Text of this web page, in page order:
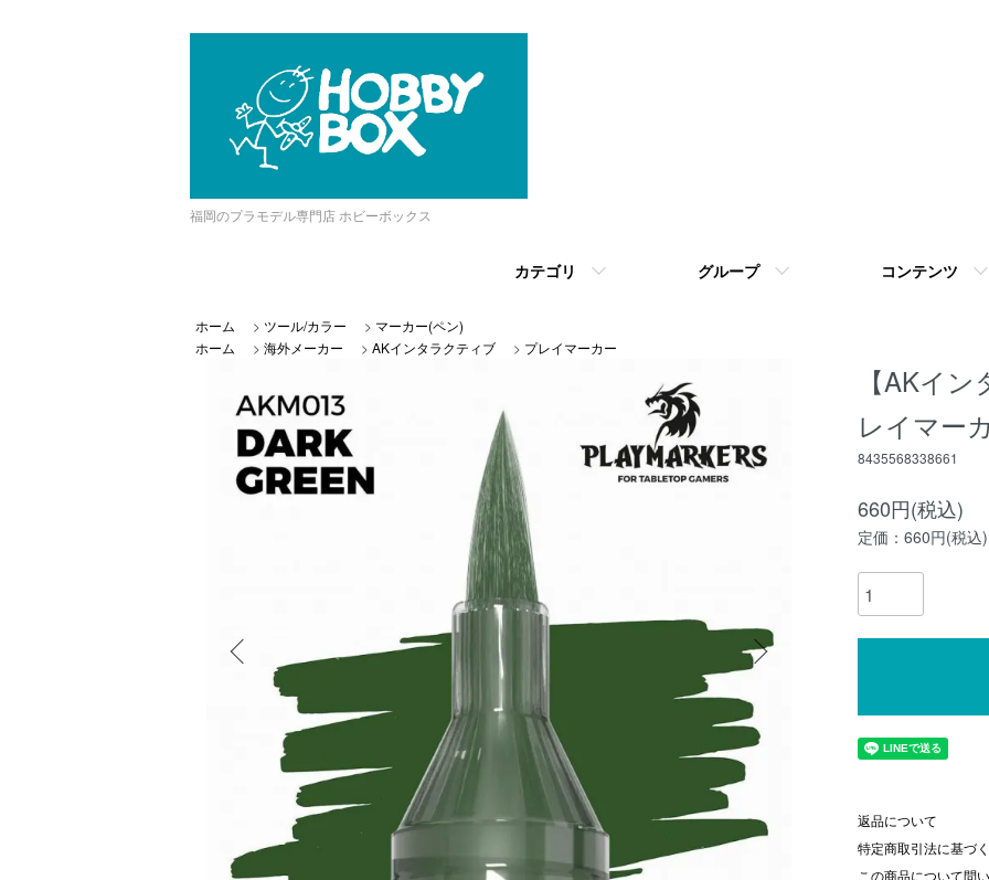
福岡のプラモデル専門店 ホビーボックス
カテゴリ グループ コンテンツ
ホーム > ツール/カラー > マーカー(ペン)
ホーム
> 海外メーカー > AKインタラクティブ > プレイマーカー
【AKイ
レイマー
8435568338661
660円(税込)
定価：660円(税込)
返品について
特定商取引法に基づ
この商品について問